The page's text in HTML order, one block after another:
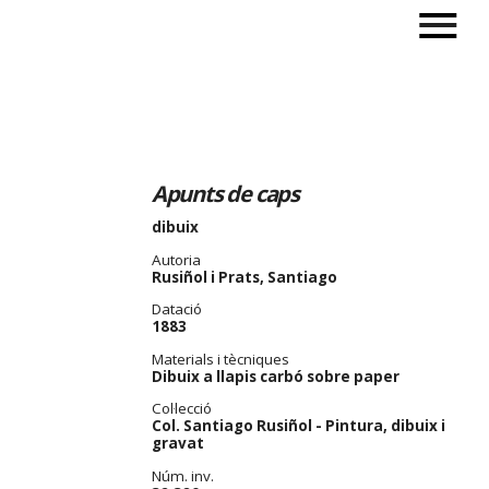
Apunts de caps
dibuix
Autoria
Rusiñol i Prats, Santiago
Datació
1883
Materials i tècniques
Dibuix a llapis carbó sobre paper
Col·lecció
Col. Santiago Rusiñol - Pintura, dibuix i
gravat
Núm. inv.